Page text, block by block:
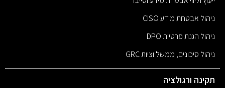
ניהול אבטחת מידע CISO
ניהול הגנת פרטיות DPO
ניהול סיכונים, ממשל וציות GRC
תקינה ורגולציה